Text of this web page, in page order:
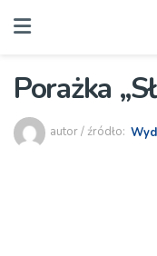
Porażka
autor / źródło: